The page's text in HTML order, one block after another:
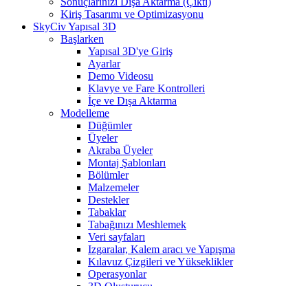
Kiriş Tasarımı ve Optimizasyonu
SkyCiv Yapısal 3D
Başlarken
Yapısal 3D'ye Giriş
Ayarlar
Demo Videosu
Klavye ve Fare Kontrolleri
İçe ve Dışa Aktarma
Modelleme
Düğümler
Üyeler
Akraba Üyeler
Montaj Şablonları
Bölümler
Malzemeler
Destekler
Tabaklar
Tabağınızı Meshlemek
Veri sayfaları
Izgaralar, Kalem aracı ve Yapışma
Kılavuz Çizgileri ve Yükseklikler
Operasyonlar